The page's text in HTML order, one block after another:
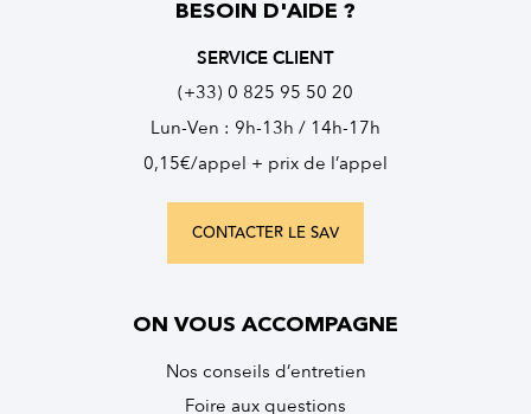
BESOIN D'AIDE ?
SERVICE CLIENT
(+33) 0 825 95 50 20
Lun-Ven : 9h-13h / 14h-17h
0,15€/appel + prix de l’appel
CONTACTER LE SAV
ON VOUS ACCOMPAGNE
Nos conseils d’entretien
Foire aux questions